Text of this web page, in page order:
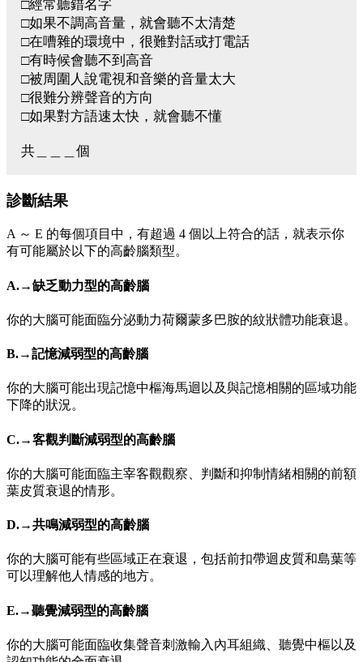
□經常聽錯名字
□如果不調高音量，就會聽不太清楚
□在嘈雜的環境中，很難對話或打電話
□有時候會聽不到高音
□被周圍人說電視和音樂的音量太大
□很難分辨聲音的方向
□如果對方語速太快，就會聽不懂
共＿＿＿個
診斷結果
A ～ E 的每個項目中，有超過 4 個以上符合的話，就表示你
有可能屬於以下的高齡腦類型。
A.→缺乏動力型的高齡腦
你的大腦可能面臨分泌動力荷爾蒙多巴胺的紋狀體功能衰退。
B.→記憶減弱型的高齡腦
你的大腦可能出現記憶中樞海馬迴以及與記憶相關的區域功能
下降的狀況。
C.→客觀判斷減弱型的高齡腦
你的大腦可能面臨主宰客觀觀察、判斷和抑制情緒相關的前額
葉皮質衰退的情形。
D.→共鳴減弱型的高齡腦
你的大腦可能有些區域正在衰退，包括前扣帶迴皮質和島葉等
可以理解他人情感的地方。
E.→聽覺減弱型的高齡腦
你的大腦可能面臨收集聲音刺激輸入內耳組織、聽覺中樞以及